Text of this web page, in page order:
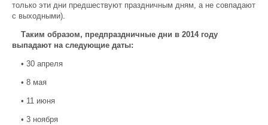
только эти дни предшествуют праздничным дням, а не совпадают
с выходными).
Таким образом, предпраздничные дни в 2014 году
выпадают на следующие даты:
• 30 апреля
• 8 мая
• 11 июня
• 3 ноября